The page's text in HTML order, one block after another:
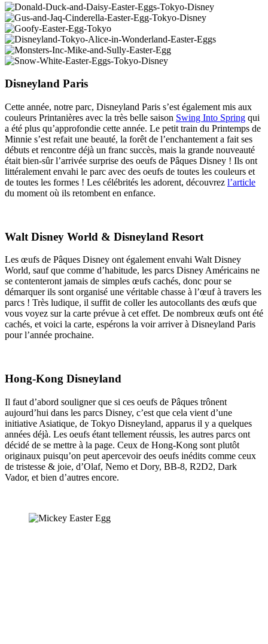
Disneyland Paris
Cette année, notre parc, Disneyland Paris s’est également mis aux
couleurs Printanières avec la très belle saison Swing Into Spring qui
a été plus qu’approfondie cette année. Le petit train du Printemps de
Minnie s’est refait une beauté, la forêt de l’enchantement a fait ses
débuts et rencontre déjà un franc succès, mais la grande nouveauté
était bien-sûr l’arrivée surprise des oeufs de Pâques Disney ! Ils ont
littéralement envahi le parc avec des oeufs de toutes les couleurs et
de toutes les formes ! Les célébrités les adorent, découvrez l’article
du moment où ils retombent en enfance.
Walt Disney World & Disneyland Resort
Les œufs de Pâques Disney ont également envahi Walt Disney
World, sauf que comme d’habitude, les parcs Disney Américains ne
se contenteront jamais de simples œufs cachés, donc pour se
démarquer ils sont organisé une véritable chasse à l’œuf à travers les
parcs ! Très ludique, il suffit de coller les autocollants des œufs que
vous voyez sur la carte prévue à cet effet. De nombreux œufs ont été
cachés, et voici la carte, espérons la voir arriver à Disneyland Paris
pour l’année prochaine.
Hong-Kong Disneyland
Il faut d’abord souligner que si ces oeufs de Pâques trônent
aujourd’hui dans les parcs Disney, c’est que cela vient d’une
initiative Asiatique, de Tokyo Disneyland, apparus il y a quelques
années déjà. Les oeufs étant tellement réussis, les autres parcs ont
décidé de se mettre à la page. Ceux de Hong-Kong sont plutôt
originaux puisqu’on peut apercevoir des oeufs inédits comme ceux
de tristesse & joie, d’Olaf, Nemo et Dory, BB-8, R2D2, Dark
Vador, et bien d’autres encore.